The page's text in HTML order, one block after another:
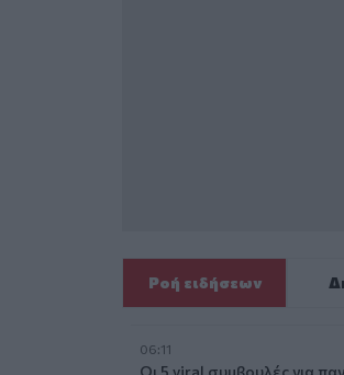
Ροή ειδήσεων
06:11
Οι 5 viral συμβουλές για